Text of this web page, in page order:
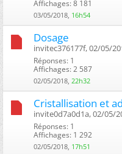
Affichages: 8 181
03/05/2018, 16h54
Dosage
invitec376177f, 02/05/
Réponses: 1
Affichages: 2 587
02/05/2018, 22h32
Cristallisation et
invite0d7a0d1a, 02/05/
Réponses: 1
Affichages: 1 292
02/05/2018, 17h51